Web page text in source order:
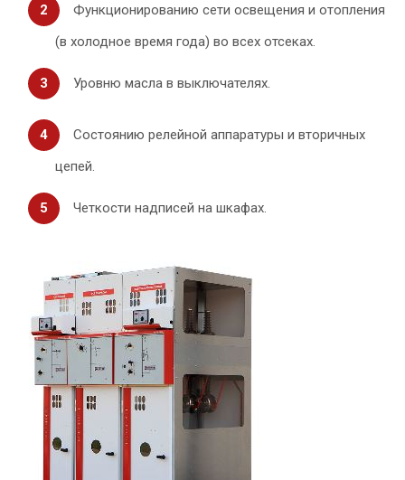
Функционированию сети освещения и отопления
(в холодное время года) во всех отсеках.
Уровню масла в выключателях.
Состоянию релейной аппаратуры и вторичных
цепей.
Четкости надписей на шкафах.